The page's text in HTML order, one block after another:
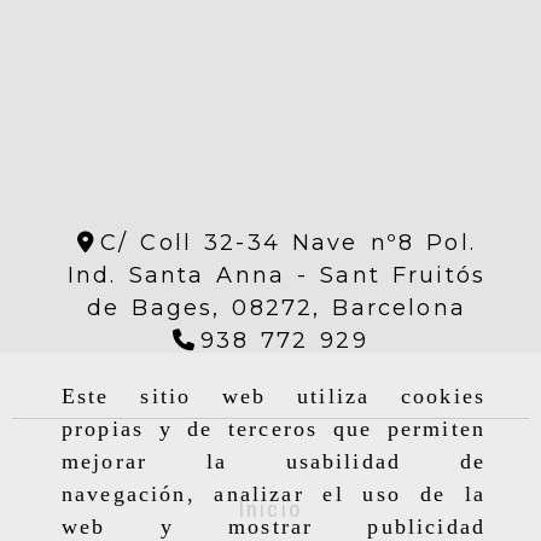
Este sitio web utiliza cookies
propias y de terceros que permiten
mejorar la usabilidad de
navegación, analizar el uso de la
web y mostrar publicidad
C/ Coll 32-34 Nave nº8 Pol.
Ind. Santa Anna -Sant Fruitós
de Bages,08272, Barcelona
938 772 929
Inicio